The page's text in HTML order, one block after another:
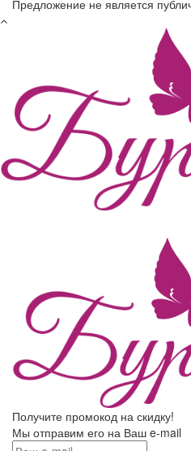
Предложение не является
Получите промокод на скидку!
Мы отправим его на Ваш e-mail